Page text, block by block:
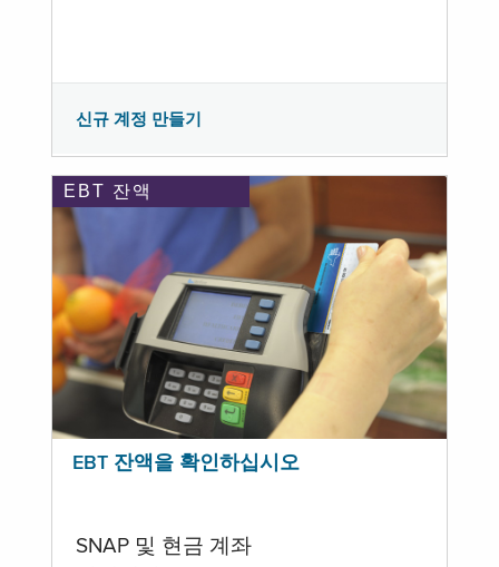
신규 계정 만들기
EBT 잔액
EBT 잔액을 확인하십시오
SNAP 및 현금 계좌